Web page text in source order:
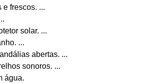
e frescos. ...
solar. ...
...
abertas. ...
sonoros. ...
água.